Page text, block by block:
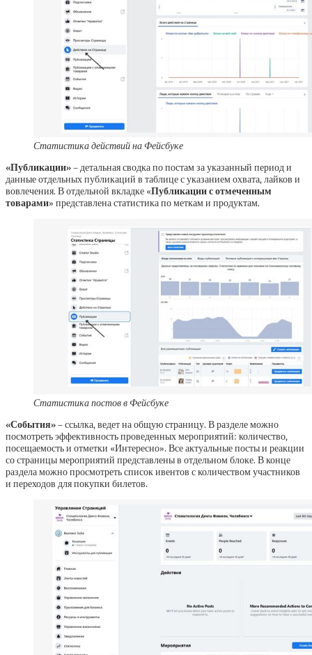
Статистика действий на Фейсбуке
«Публикации»– детальная сводка по постам за указанный период и
данные отдельных публикаций в таблице с указанием охвата, лайков и
вовлечения. В отдельной вкладке «Публикации с отмеченным
товарами» представлена статистика по меткам и продуктам.
Статистика постов в Фейсбуке
«События»– ссылка, ведет на общую страницу. В разделе можно
посмотреть эффективность проведенных мероприятий: количество,
посещаемость и отметки «Интересно». Все актуальные посты и реакции
со страницы мероприятий представлены в отдельном блоке. В конце
раздела можно просмотреть список ивентов с количеством участников
и переходов для покупки билетов.